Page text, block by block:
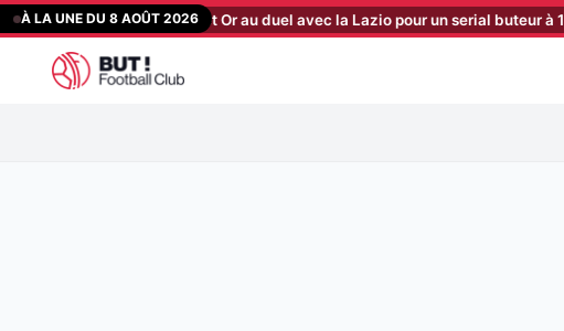
Aller
au
contenu
À LA UNE DU 8 AOÛT 2026
Mercato : les Sang et Or au duel avec la Lazio pour un serial buteur à 15 M€ !